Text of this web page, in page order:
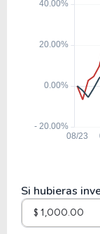
IPG
Si hubieras